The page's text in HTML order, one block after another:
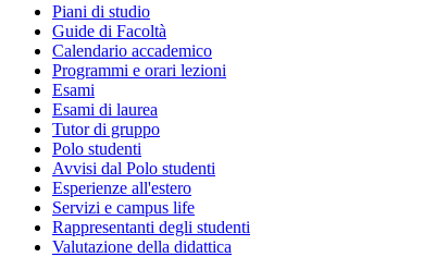
Piani di studio
Guide di Facoltà
Calendario accademico
Programmi e orari lezioni
Esami
Esami di laurea
Tutor di gruppo
Polo studenti
Avvisi dal Polo studenti
Esperienze all'estero
Servizi e campus life
Rappresentanti degli studenti
Valutazione della didattica